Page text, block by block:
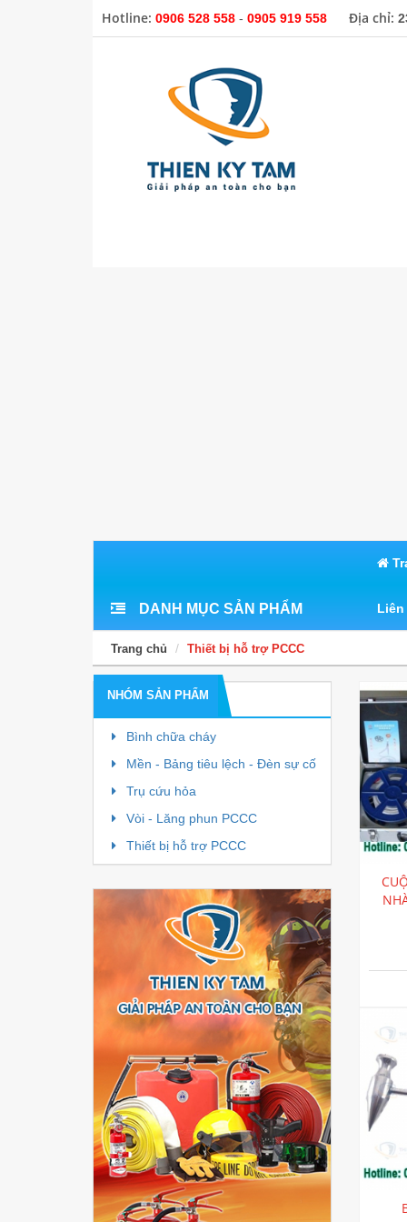
Hotline: 0906 528 558 - 0905 919 558 Địa chỉ:
Liên
DANH MỤC SẢN PHẨM
Trang chủ Thiết bị hỗ trợ PCCC
NHÓM SẢN PHẨM
Bình chữa cháy
Mền - Bảng tiêu lệch - Đèn sự cố
Trụ cứu hỏa
Vòi - Lăng phun PCCC
Thiết bị hỗ trợ PCCC